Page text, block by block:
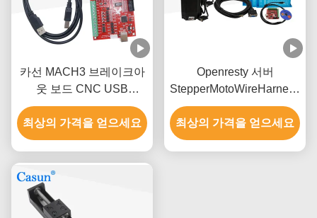
카선 MACH3 브레이크아
웃 보드 CNC USB
MACH3 4 주축 인터페이
스 드라이버
최상의 가격을 얻으세요
Openresty 서버
StepperMotoWireHarness
스테퍼 모터용 궁극의 와
이어 하네스
최상의 가격을 얻으세요